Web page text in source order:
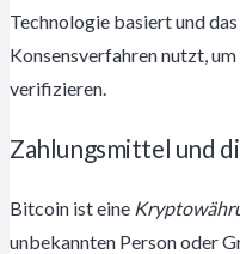
Technologie basiert und
Konsensverfahren nutzt,
verifizieren.
Zahlungsmittel und
Bitcoin ist eine
unbekannten Person oder